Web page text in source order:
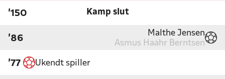
'150 Kamp slut
'86
Malthe Jensen
Asmus Haahr Berntsen
'77 Ukendt spiller